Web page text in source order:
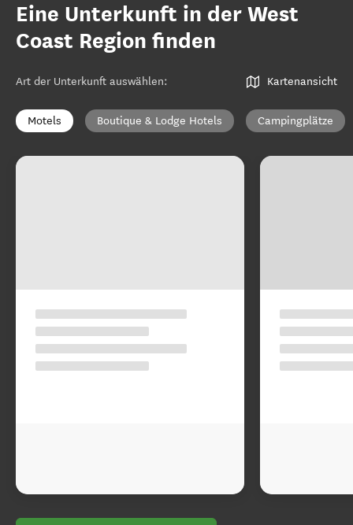
Eine Unterkunft in der West
Coast Region finden
Art der Unterkunft auswählen: Kartenansicht
Motels Boutique & Lodge Hotels Campingplätze